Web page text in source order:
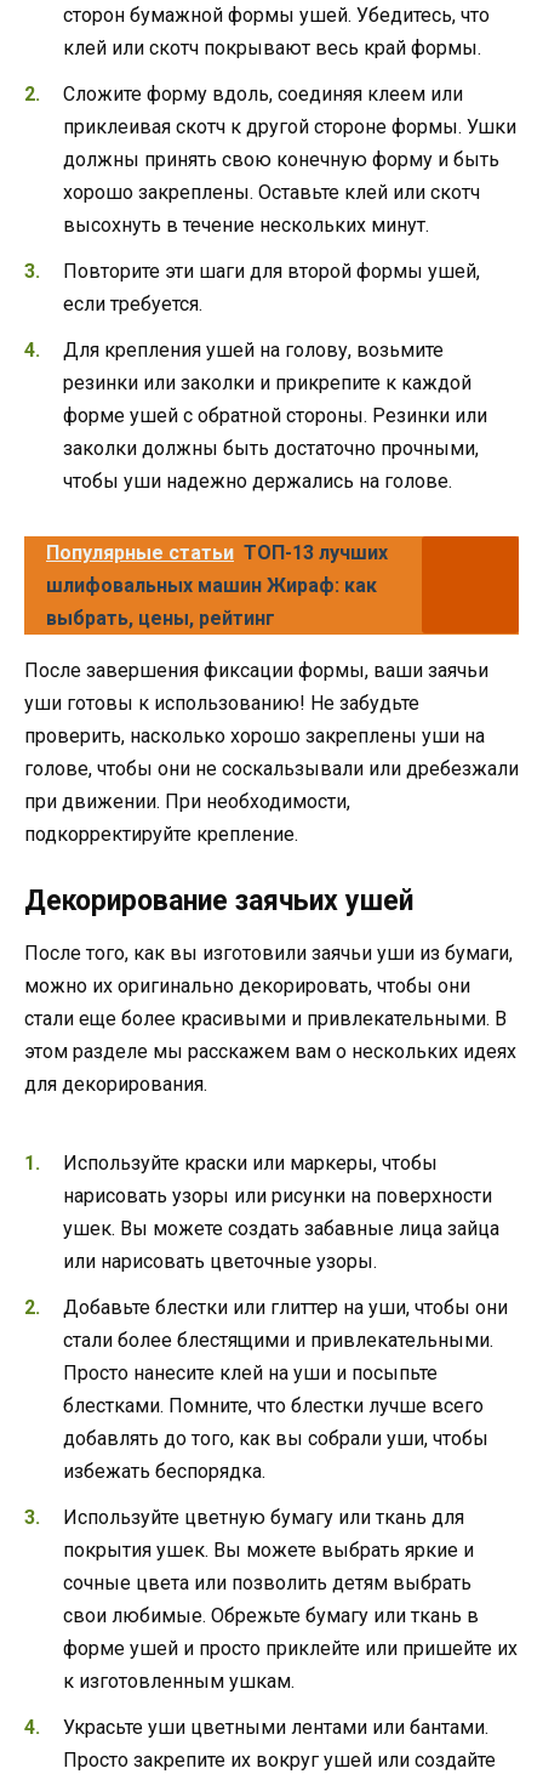
сторон бумажной формы ушей. Убедитесь, что
клей или скотч покрывают весь край формы.
Сложите форму вдоль, соединяя клеем или
приклеивая скотч к другой стороне формы. Ушки
должны принять свою конечную форму и быть
хорошо закреплены. Оставьте клей или скотч
высохнуть в течение нескольких минут.
Повторите эти шаги для второй формы ушей,
если требуется.
Для крепления ушей на голову, возьмите
резинки или заколки и прикрепите к каждой
форме ушей с обратной стороны. Резинки или
заколки должны быть достаточно прочными,
чтобы уши надежно держались на голове.
Популярные статьи ТОП-13 лучших
шлифовальных машин Жираф: как
выбрать, цены, рейтинг
После завершения фиксации формы, ваши заячьи
уши готовы к использованию! Не забудьте
проверить, насколько хорошо закреплены уши на
голове, чтобы они не соскальзывали или дребезжали
при движении. При необходимости,
подкорректируйте крепление.
Декорирование заячьих ушей
После того, как вы изготовили заячьи уши из бумаги,
можно их оригинально декорировать, чтобы они
стали еще более красивыми и привлекательными. В
этом разделе мы расскажем вам о нескольких идеях
для декорирования.
Используйте краски или маркеры, чтобы
нарисовать узоры или рисунки на поверхности
ушек. Вы можете создать забавные лица зайца
или нарисовать цветочные узоры.
Добавьте блестки или глиттер на уши, чтобы они
стали более блестящими и привлекательными.
Просто нанесите клей на уши и посыпьте
блестками. Помните, что блестки лучше всего
добавлять до того, как вы собрали уши, чтобы
избежать беспорядка.
Используйте цветную бумагу или ткань для
покрытия ушек. Вы можете выбрать яркие и
сочные цвета или позволить детям выбрать
свои любимые. Обрежьте бумагу или ткань в
форме ушей и просто приклейте или пришейте их
к изготовленным ушкам.
Украсьте уши цветными лентами или бантами.
Просто закрепите их вокруг ушей или создайте